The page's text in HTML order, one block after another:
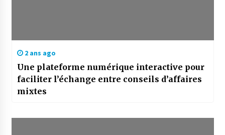
2 ans ago
Une plateforme numérique interactive pour
faciliter l’échange entre conseils d’affaires
mixtes